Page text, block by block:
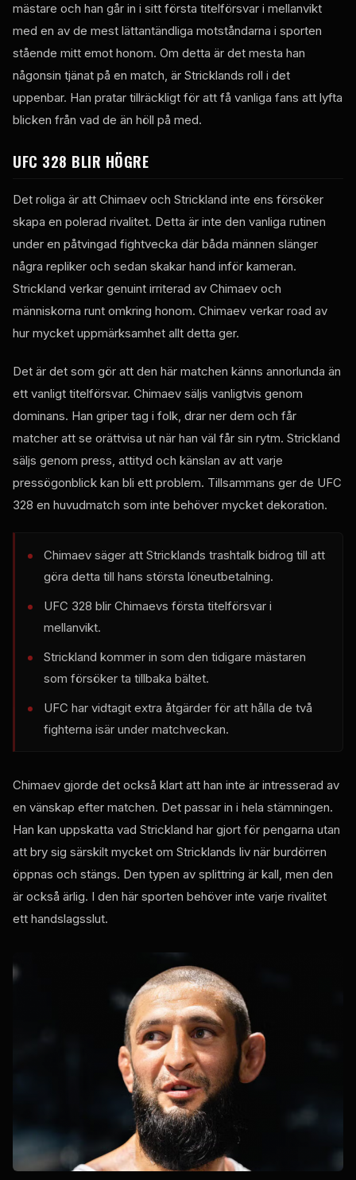
mästare och han går in i sitt första titelförsvar i mellanvikt
med en av de mest lättantändliga motståndarna i sporten
stående mitt emot honom. Om detta är det mesta han
någonsin tjänat på en match, är Stricklands roll i det
uppenbar. Han pratar tillräckligt för att få vanliga fans att lyfta
blicken från vad de än höll på med.
UFC 328 BLIR HÖGRE
Det roliga är att Chimaev och Strickland inte ens försöker
skapa en polerad rivalitet. Detta är inte den vanliga rutinen
under en påtvingad fightvecka där båda männen slänger
några repliker och sedan skakar hand inför kameran.
Strickland verkar genuint irriterad av Chimaev och
människorna runt omkring honom. Chimaev verkar road av
hur mycket uppmärksamhet allt detta ger.
Det är det som gör att den här matchen känns annorlunda än
ett vanligt titelförsvar. Chimaev säljs vanligtvis genom
dominans. Han griper tag i folk, drar ner dem och får
matcher att se orättvisa ut när han väl får sin rytm. Strickland
säljs genom press, attityd och känslan av att varje
pressögonblick kan bli ett problem. Tillsammans ger de UFC
328 en huvudmatch som inte behöver mycket dekoration.
Chimaev säger att Stricklands trashtalk bidrog till att
göra detta till hans största löneutbetalning.
UFC 328 blir Chimaevs första titelförsvar i
mellanvikt.
Strickland kommer in som den tidigare mästaren
som försöker ta tillbaka bältet.
UFC har vidtagit extra åtgärder för att hålla de två
fighterna isär under matchveckan.
Chimaev gjorde det också klart att han inte är intresserad av
en vänskap efter matchen. Det passar in i hela stämningen.
Han kan uppskatta vad Strickland har gjort för pengarna utan
att bry sig särskilt mycket om Stricklands liv när burdörren
öppnas och stängs. Den typen av splittring är kall, men den
är också ärlig. I den här sporten behöver inte varje rivalitet
ett handslagsslut.